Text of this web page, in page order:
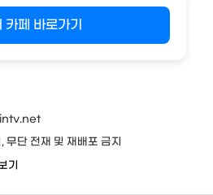
카페 바로가기
단 전재 및 재배포 금지
기